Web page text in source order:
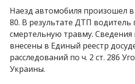
Наезд автомобиля произошел
80. В результате ДТП водитель
смертельную травму.
внесены в Единый реестр
расследований по ч. 2 ст. 286
Украины.